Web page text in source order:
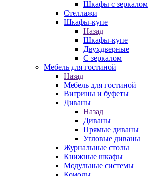
Шкафы с зеркалом
Стеллажи
Шкафы-купе
Назад
Шкафы-купе
Двухдверные
С зеркалом
Мебель для гостиной
Назад
Мебель для гостиной
Витрины и буфеты
Диваны
Назад
Диваны
Прямые диваны
Угловые диваны
Журнальные столы
Книжные шкафы
Модульные системы
Комоды